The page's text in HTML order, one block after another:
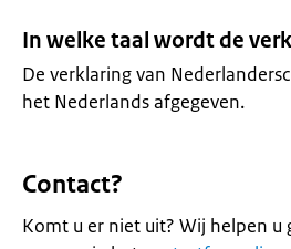
In welke taal wordt de
De verklaring van
het Nederlands afgegeven.
Contact?
Komt u er niet uit? Wij helpen u